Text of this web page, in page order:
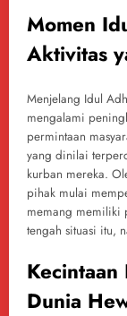
Momen
Aktivitas
Menjelang Idul
mengalami
permintaan
yang dinilai
kurban mereka.
pihak mulai
memang memiliki
tengah situasi itu,
Dunia